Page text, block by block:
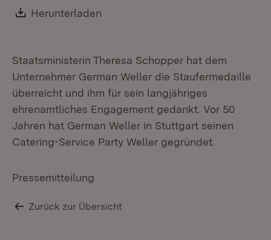
Download:
Herunterladen
Staatsministerin Theresa Schopper hat dem
Unternehmer German Weller die Staufermedaille
überreicht und ihm für sein langjähriges
ehrenamtliches Engagement gedankt. Vor 50
Jahren hat German Weller in Stuttgart seinen
Catering-Service Party Weller gegründet.
Pressemitteilung
Zurück zur Übersicht